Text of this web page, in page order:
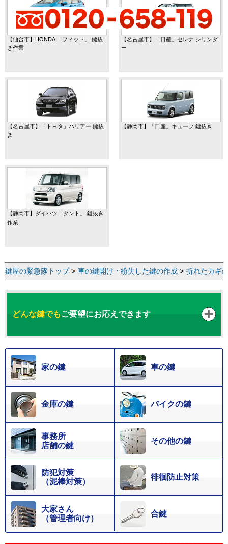
【仙台市】HONDA 「フィット」 鍵抜
き作業
【名古屋市】「日産」セレナ シリンダ
ー
【名古屋市】「トヨタ」ハリアー 鍵抜
き
【静岡市】「日産」キューブ 鍵抜き
【静岡市】ダイハツ「タント」 鍵抜き
作業
鍵屋の緊急隊トップ> 車の鍵開け・紛失した鍵の作成 > 折れたカギ
どんな鍵でもご要望にお応えできます
家の鍵 車の鍵
金庫の鍵 バイクの鍵
事務所
店舗の鍵
その他の鍵
防犯対策
（泥棒対策）
徘徊防止対策
大家さん
（管理者向け）
合鍵